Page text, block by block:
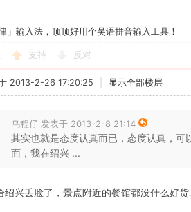
律」输入法，顶顶好用个吴语拼音输入工具！
支持 反对
2013-2-26 17:20:25 显示全部楼层
乌程仔 发表于 2013-2-8 21:14
其实也就是态度认真而已，态度认真，
面，我在绍兴 ...
绍兴丢脸了，景点附近的餐馆都没什么好